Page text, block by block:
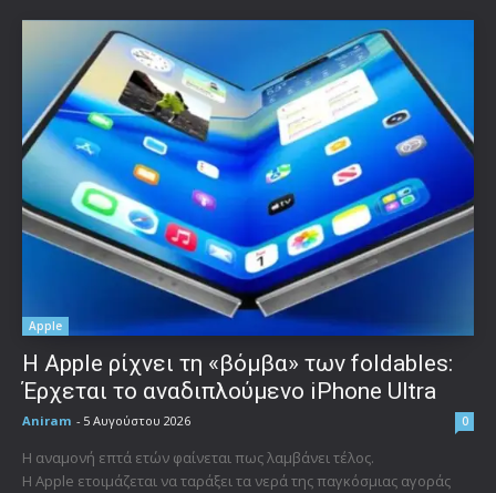
Apple
Η Apple ρίχνει τη «βόμβα» των foldables:
Έρχεται το αναδιπλούμενο iPhone Ultra
Aniram - 5 Αυγούστου 2026 0
Η αναμονή επτά ετών φαίνεται πως λαμβάνει τέλος.
Η Apple ετοιμάζεται να ταράξει τα νερά της παγκόσμιας αγοράς